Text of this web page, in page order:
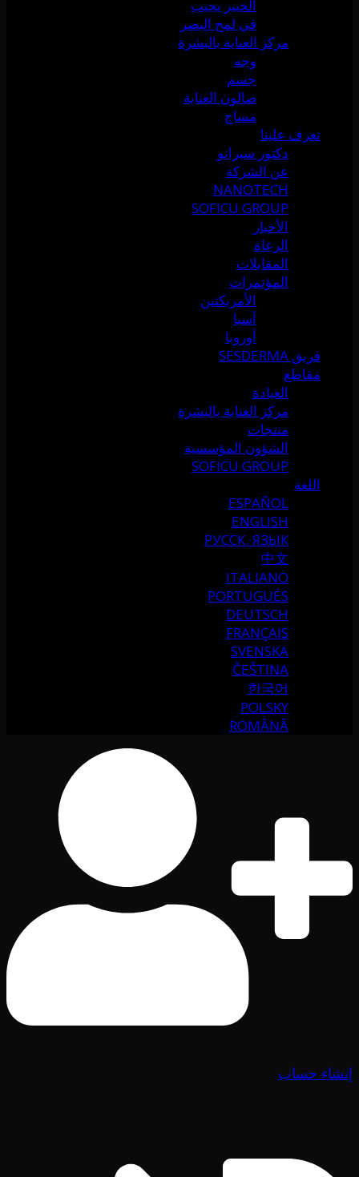
الخبير يجيب
في لمح البصر
مركز العناية بالبشرة
وجه
جسم
صالون العناية
مساج
تعرف علينا
دكتور سيرانو
عن الشركة
NANOTECH
SOFICU GROUP
الأخبار
الرعاة
المقابلات
المؤتمرات
الأمريكتين
آسيا
أوروبا
فريق SESDERMA
مقاطع
العيادة
مركز العناية بالبشرة
منتجات
الشؤون المؤسسية
SOFICU GROUP
اللغة
ESPAÑOL
ENGLISH
РУССК. ЯЗЫК
中文
ITALIANO
PORTUGUÉS
DEUTSCH
FRANÇAIS
SVENSKA
ČEŠTINA
한국어
POLSKY
ROMÂNĂ
إنشاء حساب